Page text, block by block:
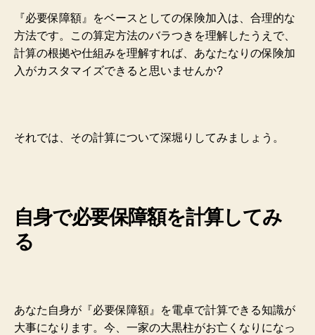
『必要保障額』をベースとしての保険加入は、合理的な
方法です。この算定方法のバラつきを理解したうえで、
計算の根拠や仕組みを理解すれば、あなたなりの保険加
入がカスタマイズできると思いませんか?
それでは、その計算について深堀りしてみましょう。
自身で必要保障額を計算してみ
る
あなた自身が『必要保障額』を電卓で計算できる知識が
大事になります。今、一家の大黒柱がお亡くなりになっ